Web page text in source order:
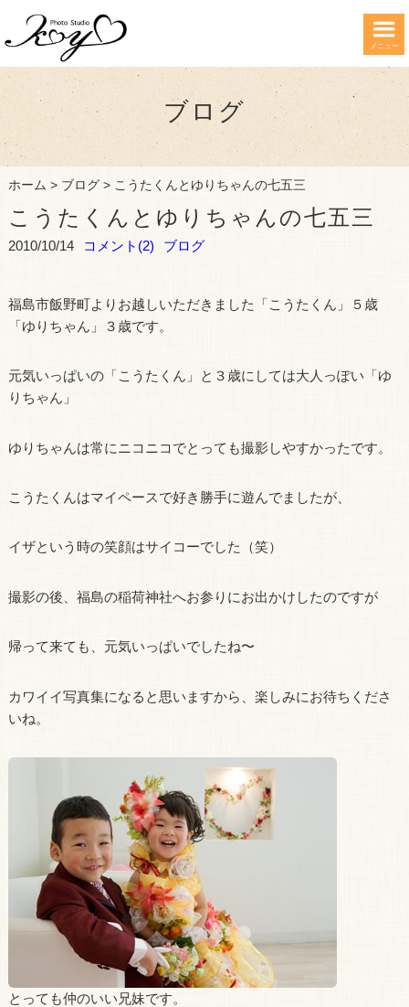
メニュー
ブログ
ホーム > ブログ> こうたくんとゆりちゃんの七五三
こうたくんとゆりちゃんの七五三
2010/10/14 コメント(2) ブログ
福島市飯野町よりお越しいただきました「こうたくん」５歳
「ゆりちゃん」３歳です。
元気いっぱいの「こうたくん」と３歳にしては大人っぽい「ゆ
りちゃん」
ゆりちゃんは常にニコニコでとっても撮影しやすかったです。
こうたくんはマイペースで好き勝手に遊んでましたが、
イザという時の笑顔はサイコーでした（笑）
撮影の後、福島の稲荷神社へお参りにお出かけしたのですが
帰って来ても、元気いっぱいでしたね〜
カワイイ写真集になると思いますから、楽しみにお待ちくださ
いね。
とっても仲のいい兄妹です。